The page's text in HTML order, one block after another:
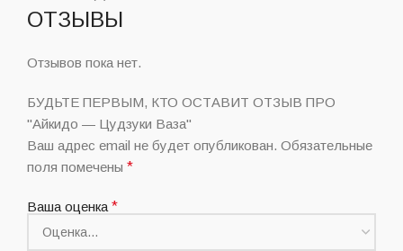
ОТЗЫВЫ
Отзывов пока нет.
БУДЬТЕ ПЕРВЫМ, КТО ОСТАВИТ ОТЗЫВ ПРО
"Айкидо — Цудзуки Ваза"
Ваш адрес email не будет опубликован. Обязательные
поля помечены *
Ваша оценка *